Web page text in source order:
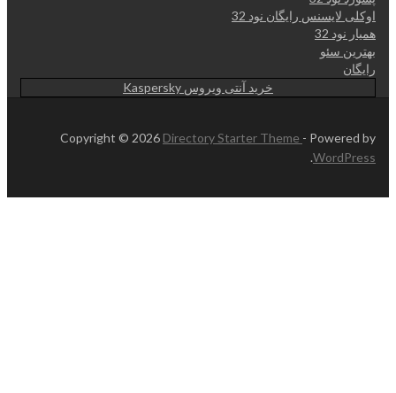
اوکلی لایسنس رایگان نود 32
همیار نود 32
بهترین سئو
رایگان
خرید آنتی ویروس Kaspersky
Copyright © 2026 Directory Starter Theme - Powered by
WordPress
.